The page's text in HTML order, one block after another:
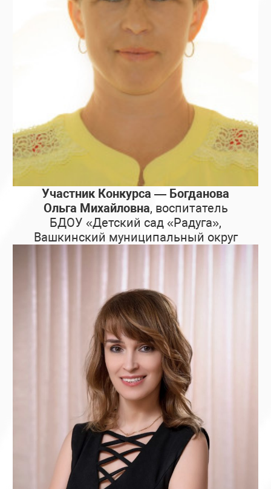
Участник Конкурса — Богданова
Ольга Михайловна, воспитатель
БДОУ «Детский сад «Радуга»,
Вашкинский муниципальный округ